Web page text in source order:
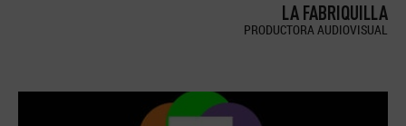
LA FABRIQUILLA
PRODUCTORA AUDIOVISUAL